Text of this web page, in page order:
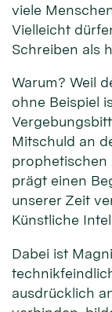
viele
Vielleicht
Schreiben als
Warum? Weil
ohne Beispiel
Mitschuld an
prophetischen
prägt einen
unserer Zeit
Künstliche
Dabei ist
ausdrücklich